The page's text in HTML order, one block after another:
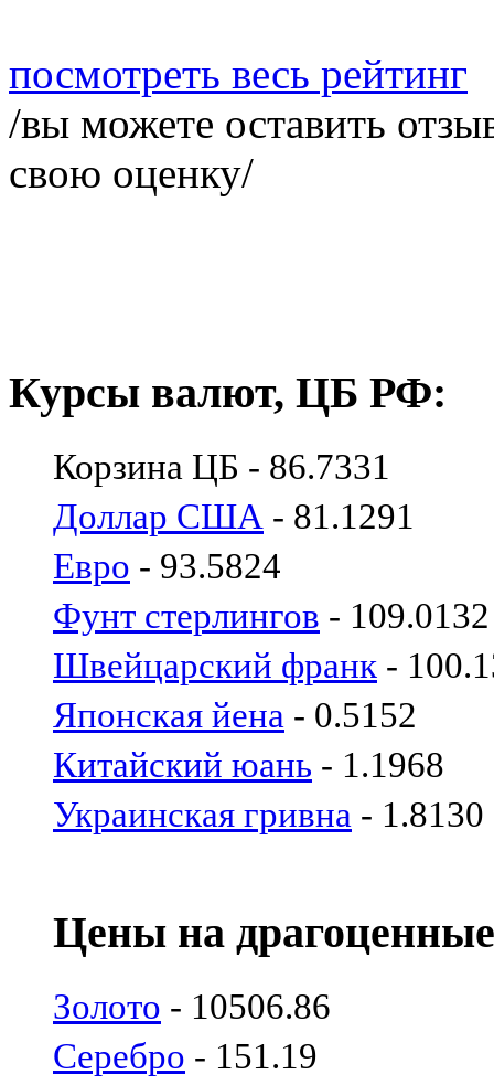
посмотреть весь рейтинг
/вы можете оставить
свою оценку/
Курсы валют, ЦБ РФ:
Корзина ЦБ - 86.7331
Доллар США - 81.1291
Евро - 93.5824
Фунт стерлингов - 109.0132
Швейцарский франк -
Японская йена - 0.5152
Китайский юань - 1.1968
Украинская гривна - 1.8130
Цены на
Золото - 10506.86
Серебро - 151.19